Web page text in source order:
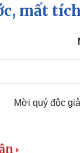
Giá
Tiêu
mất
Mời quý độc